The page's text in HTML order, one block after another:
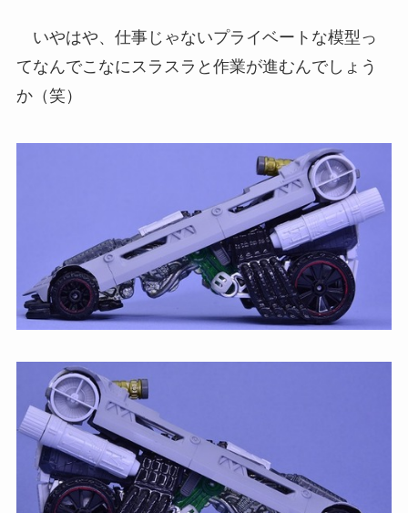
いやはや、仕事じゃないプライベートな模型っ
てなんでこなにスラスラと作業が進むんでしょう
か（笑）